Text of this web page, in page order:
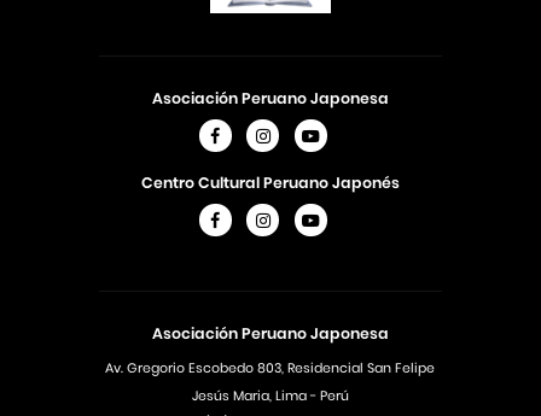
Asociación Peruano Japonesa
Av. Gregorio Escobedo 803, Residencial San Felipe
Jesús Maria, Lima - Perú
Asociación Peruano Japonesa
Centro Cultural Peruano Japonés